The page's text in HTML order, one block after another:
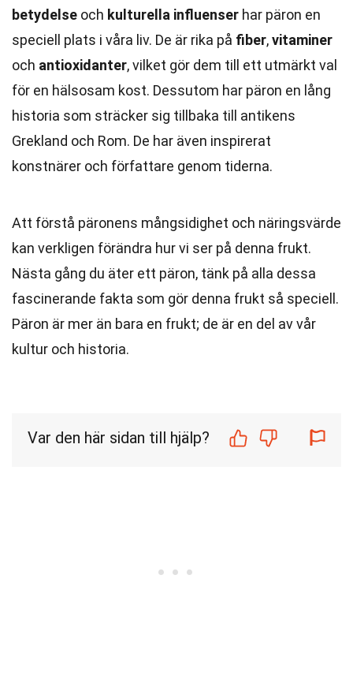
betydelse och kulturella influenser har päron en
speciell plats i våra liv. De är rika på fiber,vitaminer
och antioxidanter, vilket gör dem till ett utmärkt val
för en hälsosam kost. Dessutom har päron en lång
historia som sträcker sig tillbaka till antikens
Grekland och Rom. De har även inspirerat
konstnärer och författare genom tiderna.
Att förstå päronens mångsidighet och näringsvärde
kan verkligen förändra hur vi ser på denna frukt.
Nästa gång du äter ett päron, tänk på alla dessa
fascinerande fakta som gör denna frukt så speciell.
Päron är mer än bara en frukt; de är en del av vår
kultur och historia.
Var den här sidan till hjälp?